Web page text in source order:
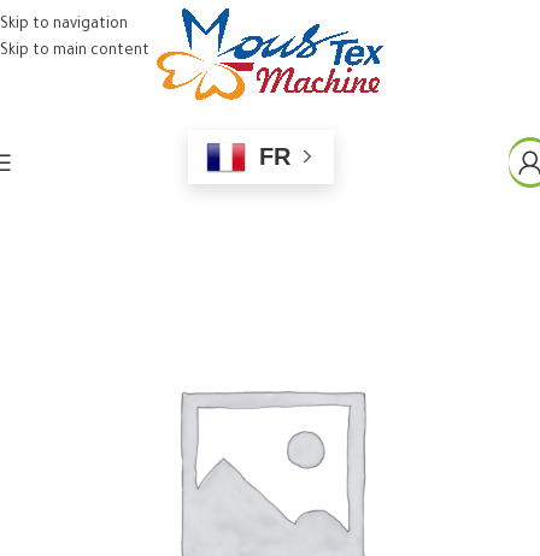
Skip to navigation
Skip to main content
FR